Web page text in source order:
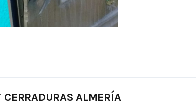
CERRADURAS ALMERÍA